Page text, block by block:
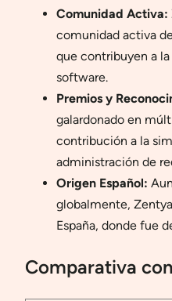
Comunidad Activa:
comunidad activa
que contribuyen a
software.
Premios y
galardonado en
contribución a la
administración de
Origen Español:
globalmente,
España, donde fue
Comparativa